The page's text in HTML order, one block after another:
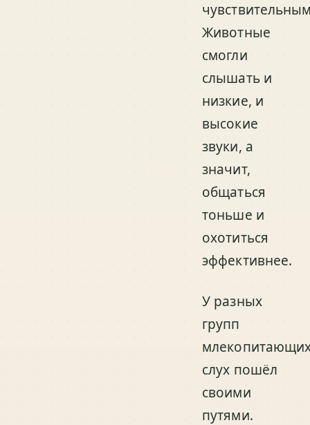
Животные
смогли
слышать и
низкие, и
высокие
звуки, а
значит,
общаться
тоньше и
охотиться
эффективнее.
У разных
групп
слух пошёл
своими
путями.